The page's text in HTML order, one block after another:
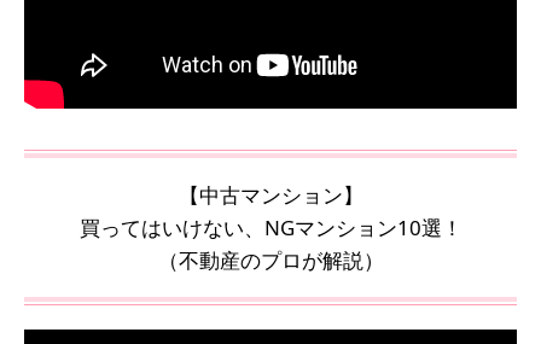
【中古マンション】
買ってはいけない、NGマンション10選！
（不動産のプロが解説）